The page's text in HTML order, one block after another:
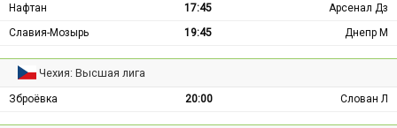
Нафтан 17:45
Арсенал Дз
Славия-Мозырь
19:45 Днепр М
Чехия: Высшая лига
Зброёвка 20:00 Слован Л